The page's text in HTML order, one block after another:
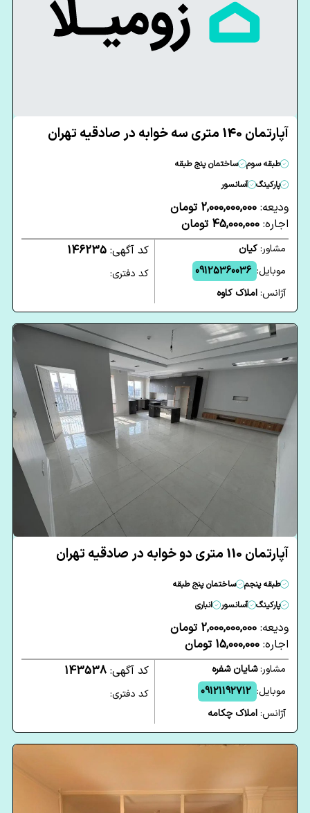
آپارتمان 140 متری سه خوابه در صادقیه تهران
طبقه سوم
ساختمان پنج طبقه
پارکینگ
آسانسور
ودیعه: 2,000,000,000 تومان
اجاره: 45,000,000 تومان
مشاور:کیان
موبایل: 09125360036
آژانس:املاک کاوه
کد آگهی: 146235
کد دفتری:
آپارتمان 110 متری دو خوابه در صادقیه تهران
طبقه پنجم
ساختمان پنج طبقه
پارکینگ
آسانسور انباری
ودیعه: 2,000,000,000 تومان
اجاره: 15,000,000 تومان
مشاور:شایان شفره
موبایل: 09121192712
آژانس:املاک چکامه
کد آگهی: 143538
کد دفتری: